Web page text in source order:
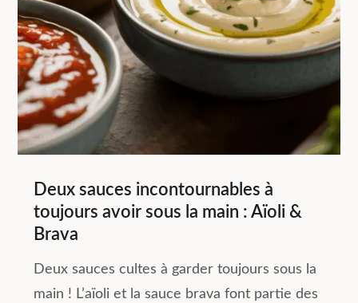
Deux sauces incontournables à
toujours avoir sous la main : Aïoli &
Brava
Deux sauces cultes à garder toujours sous la
main ! L’aïoli et la sauce brava font partie des